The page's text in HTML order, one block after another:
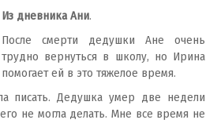
Из дневника Ани.
После смерти дедушки Ане очень
трудно вернуться в школу, но Ирина
помогает ей в это тяжелое время.
писать. Дедушка умер две недели
не могла делать. Мне все время не